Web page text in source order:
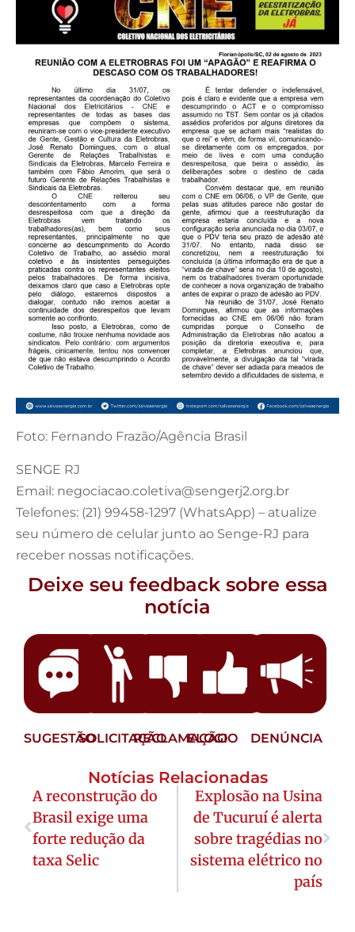
Foto: Fernando Frazão/Agência Brasil
SENGE RJ
Email: negociacao.coletiva@sengerj2.org.br
Telefones: (21) 99458-1297 (WhatsApp) – atualize
seu número de celular junto ao Senge-RJ para
receber nossas notificações.
Deixe seu feedback sobre essa
notícia
SUGESTÃOSOLICITAÇÃORECLAMAÇÃO
ELOGIO DENÚNCIA
Notícias Relacionadas
A reconstrução do
Brasil exige uma
forte redução da
taxa Selic
Explosão na Usina
de Tucuruí é alerta
sobre tragédias no
sistema elétrico no
país